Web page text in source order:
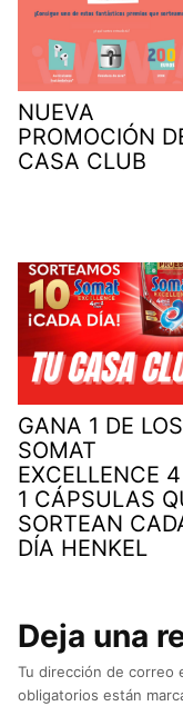
NUEVA
PROMOCIÓN
CASA CLUB
GANA 1 DE
SOMAT
EXCELLENCE
1 CÁPSULAS
SORTEAN
DÍA HENKEL
Deja una
Tu dirección de correo
obligatorios están